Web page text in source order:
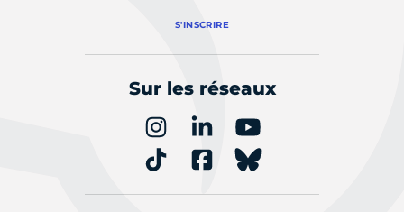
S'INSCRIRE
Sur les réseaux